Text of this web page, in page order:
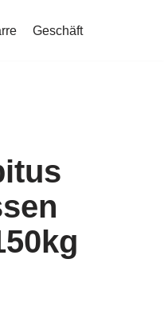
Geschäft